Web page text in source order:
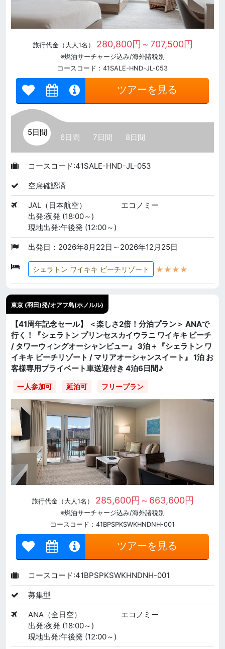
旅行代金（大人1名） 280,800円～707,500円
※燃油サーチャージ込み/海外諸税別
コースコード：41SALE-HND-JL-053
ツアーを見る
5日間
6日間 7日間 8日間
コースコード:41SALE-HND-JL-053
空席確認済
JAL（日本航空）
エコノミー
出発:夜発 (18:00～)
現地出発:午後発 (12:00～)
出発日：2026年8月22日～2026年12月25日
シェラトン ワイキキ ビーチリゾート ★★★★
東京 (羽田)発/オアフ島(ホノルル)
【41周年記念セール】 ＜楽しさ2倍！分泊プラン＞ ANAで
行く！『シェラトン プリンセスカイウラニ ワイキキ ビーチ
/ タワーウィングオーシャンビュー』 3泊＋『シェラトン ワ
イキキ ビーチリゾート / マリアオーシャンスイート』 1泊 お
客様専用プライベート車送迎付き 4泊6日間♪
一人参加可 延泊可 フリープラン
旅行代金（大人1名） 285,600円～663,600円
※燃油サーチャージ込み/海外諸税別
コースコード：41BPSPKSWKHNDNH-001
ツアーを見る
コースコード:41BPSPKSWKHNDNH-001
募集型
ANA（全日空）
エコノミー
出発:夜発 (18:00～)
現地出発:午後発 (12:00～)